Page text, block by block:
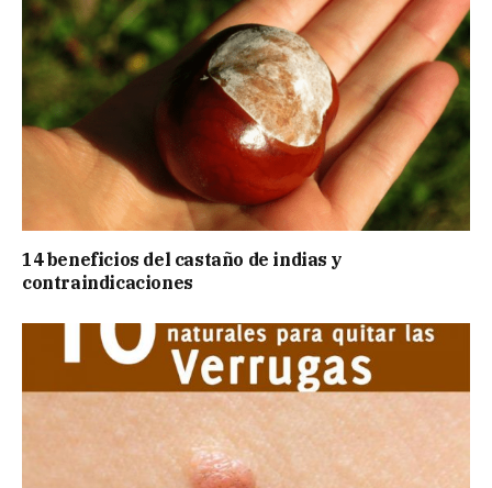
14 beneficios del castaño de indias y
contraindicaciones